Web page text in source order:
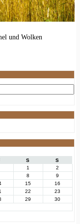
und Wolken
S
S
1
2
8
9
15
16
22
23
29
30